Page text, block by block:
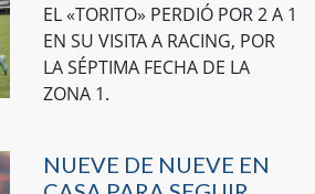
EL «TORITO» PERDIÓ POR 2 A 1
EN SU VISITA A RACING, POR
LA SÉPTIMA FECHA DE LA
ZONA 1.
NUEVE DE NUEVE EN